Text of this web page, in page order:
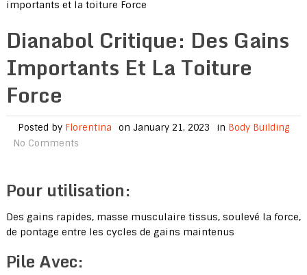
importants et la toiture Force
Dianabol Critique: Des Gains
Importants Et La Toiture
Force
Posted by Florentina on January 21, 2023 in Body Building
No Comments
Pour utilisation:
Des gains rapides, masse musculaire tissus, soulevé la force,
de pontage entre les cycles de gains maintenus
Pile Avec: